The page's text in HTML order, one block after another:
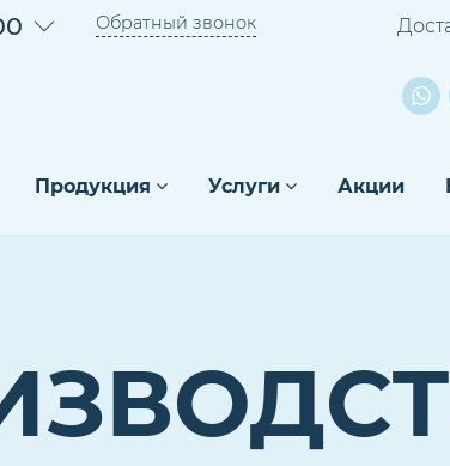
Обратный звонок
Продукция Услуги Акции